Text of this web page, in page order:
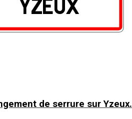
de serrure sur Yzeux.